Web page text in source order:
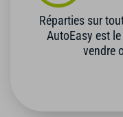
Réparties sur
AutoEasy est
vendre